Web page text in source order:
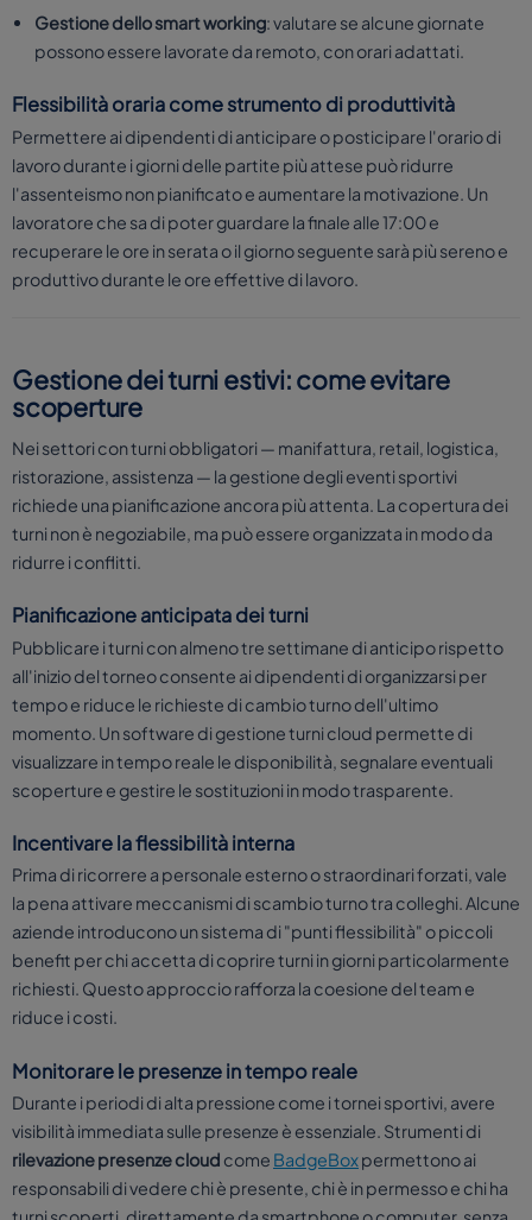
Gestione dello smart working: valutare se alcune giornate
possono essere lavorate da remoto, con orari adattati.
Flessibilità oraria come strumento di produttività
Permettere ai dipendenti di anticipare o posticipare l'orario di
lavoro durante i giorni delle partite più attese può ridurre
l'assenteismo non pianificato e aumentare la motivazione. Un
lavoratore che sa di poter guardare la finale alle 17:00 e
recuperare le ore in serata o il giorno seguente sarà più sereno e
produttivo durante le ore effettive di lavoro.
Gestione dei turni estivi: come evitare
scoperture
Nei settori con turni obbligatori — manifattura, retail, logistica,
ristorazione, assistenza — la gestione degli eventi sportivi
richiede una pianificazione ancora più attenta. La copertura dei
turni non è negoziabile, ma può essere organizzata in modo da
ridurre i conflitti.
Pianificazione anticipata dei turni
Pubblicare i turni con almeno tre settimane di anticipo rispetto
all'inizio del torneo consente ai dipendenti di organizzarsi per
tempo e riduce le richieste di cambio turno dell'ultimo
momento. Un software di gestione turni cloud permette di
visualizzare in tempo reale le disponibilità, segnalare eventuali
scoperture e gestire le sostituzioni in modo trasparente.
Incentivare la flessibilità interna
Prima di ricorrere a personale esterno o straordinari forzati, vale
la pena attivare meccanismi di scambio turno tra colleghi. Alcune
aziende introducono un sistema di "punti flessibilità" o piccoli
benefit per chi accetta di coprire turni in giorni particolarmente
richiesti. Questo approccio rafforza la coesione del team e
riduce i costi.
Monitorare le presenze in tempo reale
Durante i periodi di alta pressione come i tornei sportivi, avere
visibilità immediata sulle presenze è essenziale. Strumenti di
rilevazione presenze cloud come BadgeBoxpermettono ai
responsabili di vedere chi è presente, chi è in permesso e chi ha